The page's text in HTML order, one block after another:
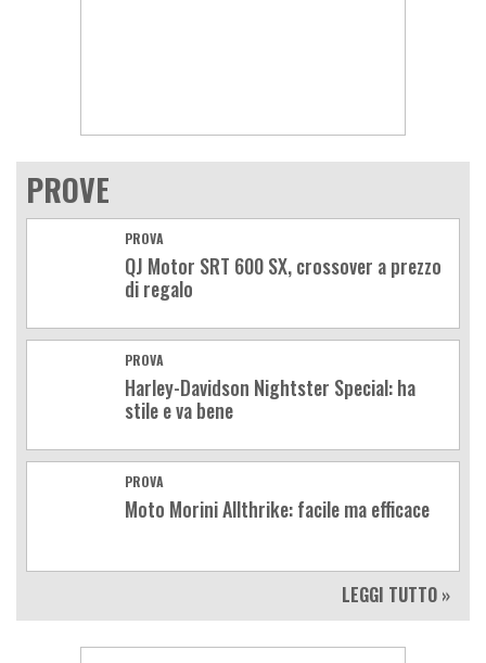
PROVE
PROVA
QJ Motor SRT 600 SX, crossover a prezzo
di regalo
PROVA
Harley-Davidson Nightster Special: ha
stile e va bene
PROVA
Moto Morini Allthrike: facile ma efficace
LEGGI TUTTO »